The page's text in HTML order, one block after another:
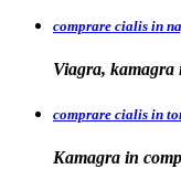
comprare cialis in
Viagra, kamagra
comprare cialis in
Kamagra in